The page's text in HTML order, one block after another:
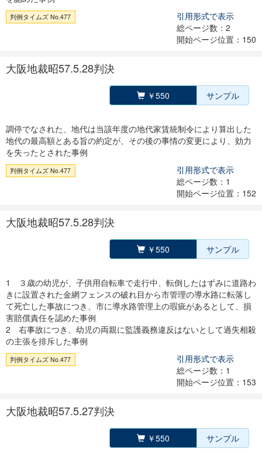
判例タイムズ No.477
引用形式で表示
総ページ数：2
開始ページ位置：150
大阪地裁昭57.5.28判決
￥550 サンプル
調停でなされた、地代は当該年度の地代家賃統制令により算出した
地代の最高額とある旨の約定が、その後の事情の変更により、効力
を失ったとされた事例
判例タイムズ No.477
引用形式で表示
総ページ数：1
開始ページ位置：152
大阪地裁昭57.5.28判決
￥550 サンプル
1 ３歳の幼児が、子供用自転車で走行中、転倒したはずみに道路わ
きに設置された金網フェンスの破れ目から市管理の導水路に転落し
て死亡した事故につき、市に導水路管理上の瑕疵があるとして、損
害賠償責任を認めた事例
2 右事故につき、幼児の両親に監護義務違反はないとして過失相殺
の主張を排斥した事例
判例タイムズ No.477
引用形式で表示
総ページ数：1
開始ページ位置：153
大阪地裁昭57.5.27判決
￥550 サンプル